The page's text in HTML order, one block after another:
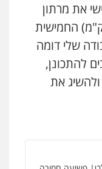
את מרתון
זוהי ריצת המרתון (42.2 ק"מ) החמישית
שלי דומה
להתכונן,
את